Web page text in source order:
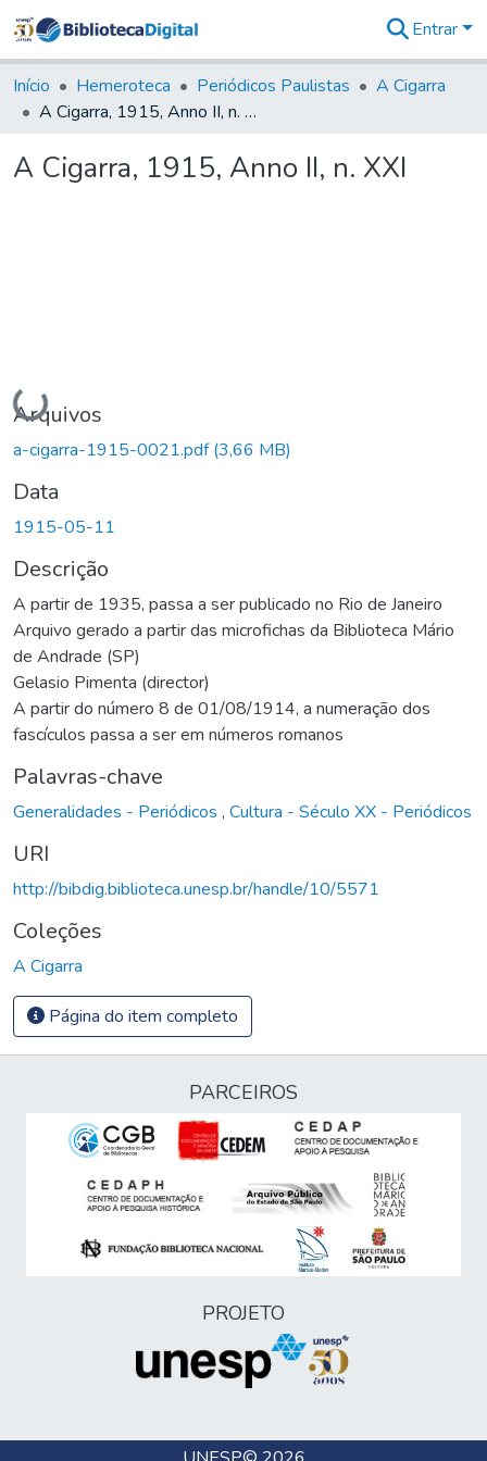
&
Coleções
Tudo na
Digital
Entrar
Início Hemeroteca Periódicos Paulistas
A Cigarra
A Cigarra, 1915, Anno II, n. XXI
A Cigarra, 1915, Anno II, n. XXI
Carregando...
Arquivos
a-cigarra-1915-0021.pdf(3,66 MB)
Data
1915-05-11
Descrição
A partir de 1935, passa a ser publicado no Rio de Janeiro
Arquivo gerado a partir das microfichas da Biblioteca Mário
de Andrade (SP)
Gelasio Pimenta (director)
A partir do número 8 de 01/08/1914, a numeração dos
fascículos passa a ser em números romanos
Palavras-chave
Generalidades - Periódicos , Cultura - Século XX - Periódicos
URI
http://bibdig.biblioteca.unesp.br/handle/10/5571
Coleções
A Cigarra
Página do item completo
PARCEIROS
PROJETO